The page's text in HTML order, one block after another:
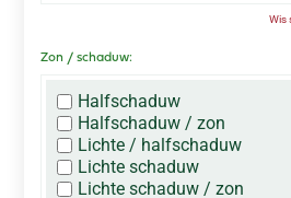
Wis
Zon / schaduw:
Halfschaduw
Halfschaduw / zon
Lichte / halfschaduw
Lichte schaduw
Lichte schaduw / zon